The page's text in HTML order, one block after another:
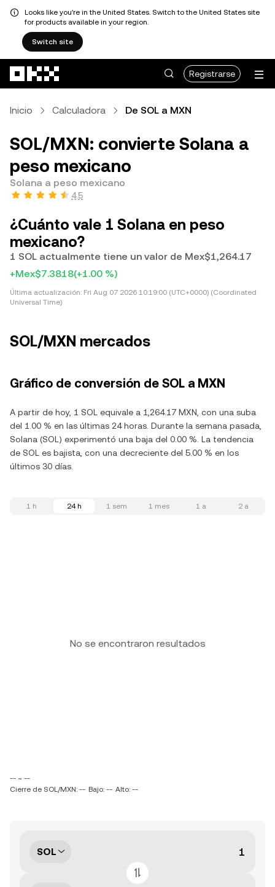
Looks like you're in the United States. Switch to the United States site
for products available in your region.
Switch site
Registrarse
Inicio Calculadora De SOL a MXN
SOL/MXN: convierte Solana a
peso mexicano
Solana a peso mexicano
4.5
¿Cuánto vale 1 Solana en peso
mexicano?
1 SOL actualmente tiene un valor de Mex$1,264.17
+Mex$7.3818(+1.00 %)
Última actualización: Fri Aug 07 2026 10:19:00 (UTC+0000) (Coordinated
Universal Time)
SOL/MXN mercados
Gráfico de conversión de SOL a MXN
A partir de hoy, 1 SOL equivale a 1,264.17 MXN, con una suba
del 1.00 % en las últimas 24 horas. Durante la semana pasada,
Solana (SOL) experimentó una baja del 0.00 %. La tendencia
de SOL es bajista, con una decreciente del 5.00 % en los
últimos 30 días.
1 h 24 h 1 sem 1 mes 1 a 2 a
No se encontraron resultados
-- ~ --
Cierre de SOL/MXN: -- Bajo: -- Alto: --
SOL